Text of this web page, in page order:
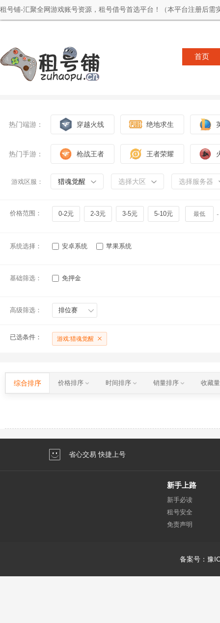
租号铺-汇聚全网游戏账号资源，租号借号首选平台！（本平台注册后需
首页
热门端游： 穿越火线 绝地求生
热门手游： 枪战王者 王者荣耀
游戏区服： 猎魂觉醒 选择大区 选择服务器
价格范围： 0-2元 2-3元 3-5元 5-10元 -
系统选择： 安卓系统 苹果系统
基础筛选： 免押金
高级筛选： 排位赛
已选条件： 游戏:猎魂觉醒
综合排序 价格排序 时间排序 销量排序 收藏
省心交易 快捷上号
新手上路
新手必读
租号安全
免责声明
备案号：豫